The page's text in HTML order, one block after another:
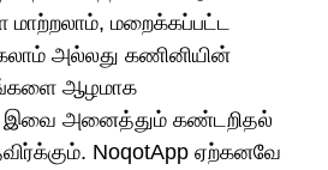
மறைக்கப்பட்ட
அல்லது கணினியின்
ஆழமாக
இவை அனைத்தும் கண்டறிதல்
NoqotApp ஏற்கனவே